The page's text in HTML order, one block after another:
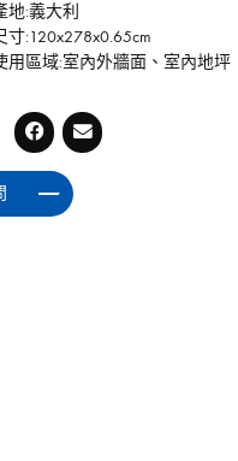
地:義大利
寸:120x278x0.65cm
用區域:室內外牆面、室內地坪